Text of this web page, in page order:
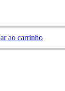
ao carrinho